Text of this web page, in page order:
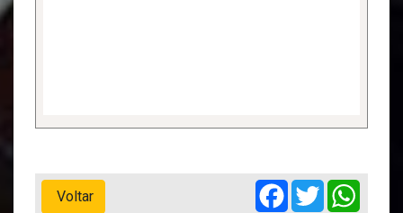
Voltar
Facebook
Twitter